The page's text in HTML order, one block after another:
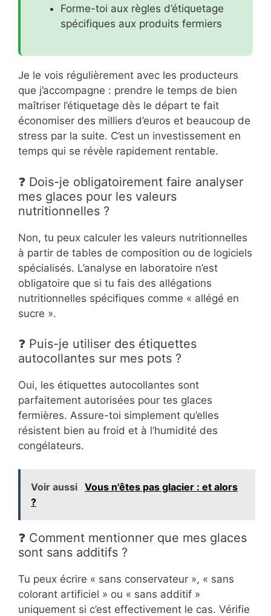
Forme-toi aux règles d’étiquetage
spécifiques aux produits fermiers
Je le vois régulièrement avec les producteurs
que j’accompagne : prendre le temps de bien
maîtriser l’étiquetage dès le départ te fait
économiser des milliers d’euros et beaucoup de
stress par la suite. C’est un investissement en
temps qui se révèle rapidement rentable.
❓ Dois-je obligatoirement faire analyser
mes glaces pour les valeurs
nutritionnelles ?
Non, tu peux calculer les valeurs nutritionnelles
à partir de tables de composition ou de logiciels
spécialisés. L’analyse en laboratoire n’est
obligatoire que si tu fais des allégations
nutritionnelles spécifiques comme « allégé en
sucre ».
❓ Puis-je utiliser des étiquettes
autocollantes sur mes pots ?
Oui, les étiquettes autocollantes sont
parfaitement autorisées pour tes glaces
fermières. Assure-toi simplement qu’elles
résistent bien au froid et à l’humidité des
congélateurs.
Voir aussi Vous n'êtes pas glacier : et alors
?
❓ Comment mentionner que mes glaces
sont sans additifs ?
Tu peux écrire « sans conservateur », « sans
colorant artificiel » ou « sans additif »
uniquement si c’est effectivement le cas. Vérifie